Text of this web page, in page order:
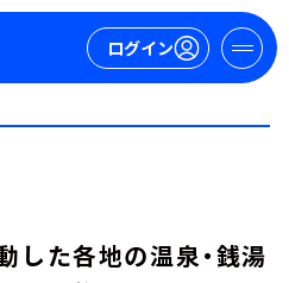
ログイン
した各地の温泉・銭湯